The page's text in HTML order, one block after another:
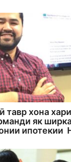
тавр хона
як
ипотекии